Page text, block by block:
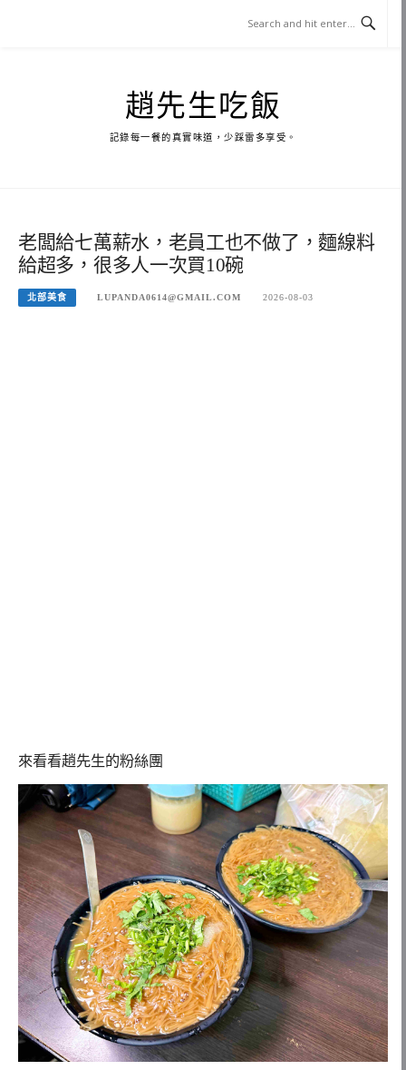
趙先生吃飯
記錄每一餐的真實味道，少踩雷多享受。
老闆給七萬薪水，老員工也不做了，麵線料
給超多，很多人一次買10碗
北部美食 LUPANDA0614@GMAIL.COM 2026-08-03
來看看趙先生的粉絲團